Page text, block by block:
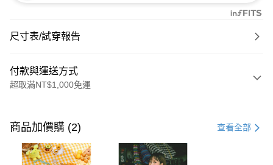
尺寸表/試穿報告
付款與運送方式
超取滿NT$1,000免運
信用卡一次付款
購物金
商品加價購 (2) 查看全部